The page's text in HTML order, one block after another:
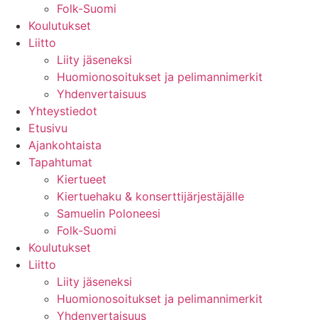
Folk-Suomi
Koulutukset
Liitto
Liity jäseneksi
Huomionosoitukset ja pelimannimerkit
Yhdenvertaisuus
Yhteystiedot
Etusivu
Ajankohtaista
Tapahtumat
Kiertueet
Kiertuehaku & konserttijärjestäjälle
Samuelin Poloneesi
Folk-Suomi
Koulutukset
Liitto
Liity jäseneksi
Huomionosoitukset ja pelimannimerkit
Yhdenvertaisuus